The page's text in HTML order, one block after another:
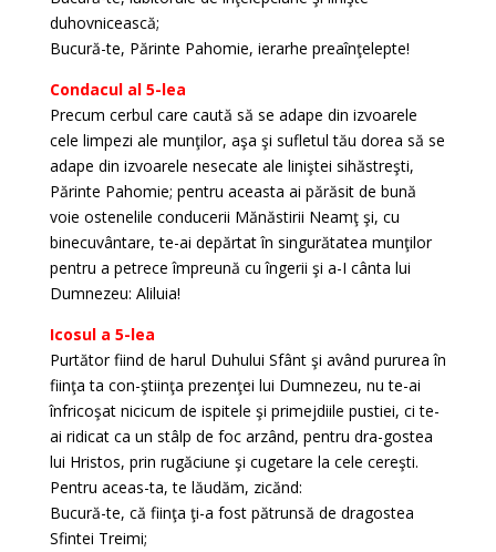
duhovnicească;
Bucură-te, Părinte Pahomie, ierarhe preaînţelepte!
Condacul al 5-lea
Precum cerbul care caută să se adape din izvoarele
cele limpezi ale munţilor, aşa şi sufletul tău dorea să se
adape din izvoarele nesecate ale liniştei sihăstreşti,
Părinte Pahomie; pentru aceasta ai părăsit de bună
voie ostenelile conducerii Mănăstirii Neamţ şi, cu
binecuvântare, te-ai depărtat în singurătatea munţilor
pentru a petrece împreună cu îngerii şi a-I cânta lui
Dumnezeu: Aliluia!
Icosul a 5-lea
Purtător fiind de harul Duhului Sfânt şi având pururea în
fiinţa ta con-ştiinţa prezenţei lui Dumnezeu, nu te-ai
înfricoşat nicicum de ispitele şi primejdiile pustiei, ci te-
ai ridicat ca un stâlp de foc arzând, pentru dra-gostea
lui Hristos, prin rugăciune şi cugetare la cele cereşti.
Pentru aceas-ta, te lăudăm, zicănd:
Bucură-te, că fiinţa ţi-a fost pătrunsă de dragostea
Sfintei Treimi;